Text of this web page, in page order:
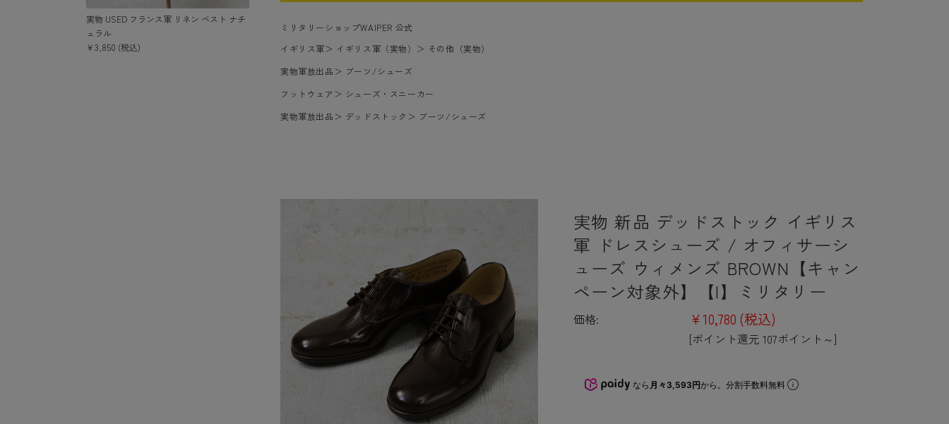
ミリタリーショップWAIPER 公式
イギリス軍＞ イギリス軍（実物） ＞ その他（実物）
実物軍放出品 ＞ ブーツ/シューズ
フットウェア ＞ シューズ・スニーカー
実物軍放出品 ＞ デッドストック ＞ ブーツ/シューズ
実物 新品 デッドストック イギリス
軍 ドレスシューズ / オフィサーシ
ューズ ウィメンズ BROWN【キャン
ペーン対象外】【I】ミリタリー
価格: ¥10,780 (税込)
[ポイント還元 107ポイント～]
なら 月々3,593円から。分割手数料無料
実物 USED フランス軍 リネン ベスト ナチ
ュラル
￥3,850 (税込)